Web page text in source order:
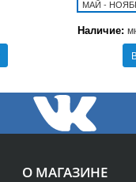
МАЙ -
Наличие:
О МАГАЗИНЕ